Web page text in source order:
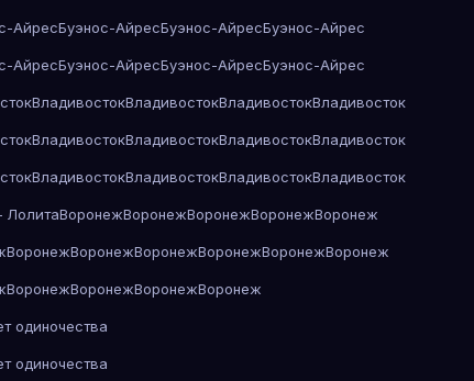
АйресБуэнос-АйресБуэнос-АйресБуэнос-Айрес
АйресБуэнос-АйресБуэнос-АйресБуэнос-Айрес
ВладивостокВладивостокВладивостокВладивосток
ВладивостокВладивостокВладивостокВладивосток
ВладивостокВладивостокВладивостокВладивосток
ЛолитаВоронежВоронежВоронежВоронежВоронеж
ВоронежВоронежВоронежВоронежВоронежВоронеж
ВоронежВоронежВоронежВоронеж
одиночества
одиночества